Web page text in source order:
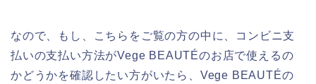
なので、もし、こちらをご覧の方の中に、コンビニ支
払いの支払い方法がVege BEAUTÉのお店で使えるの
かどうかを確認したい方がいたら、Vege BEAUTÉの